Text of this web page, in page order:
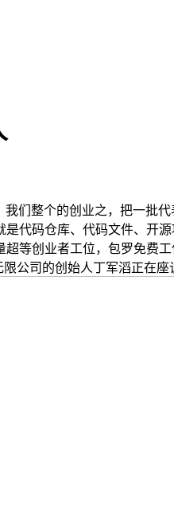
整个的创业之，把一批
代码仓库、代码文件、
超等创业者工位，包罗免
公司的创始人丁军滔正在